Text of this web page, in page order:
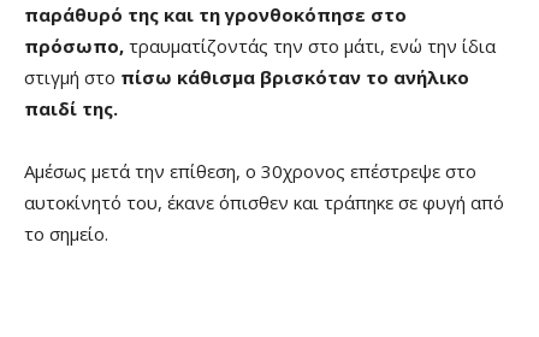
παράθυρό της και τη γρονθοκόπησε στο
πρόσωπο, τραυματίζοντάς την στο μάτι, ενώ την ίδια
στιγμή στο πίσω κάθισμα βρισκόταν το ανήλικο
παιδί της.
Αμέσως μετά την επίθεση, ο 30χρονος επέστρεψε στο
αυτοκίνητό του, έκανε όπισθεν και τράπηκε σε φυγή από
το σημείο.